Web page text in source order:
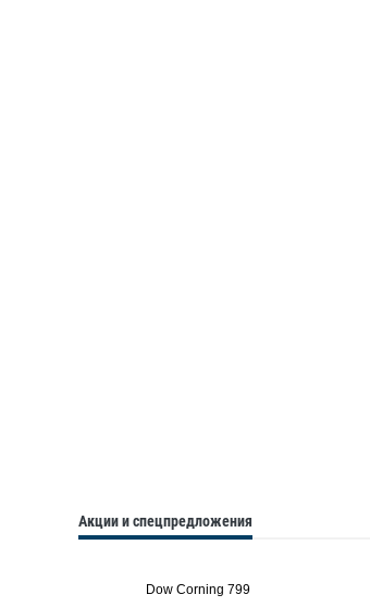
Акции и спецпредложения
Dow Corning 799